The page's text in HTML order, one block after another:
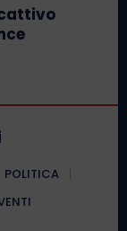
POLITICA